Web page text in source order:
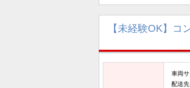
【未経験OK】コ
車両
配送